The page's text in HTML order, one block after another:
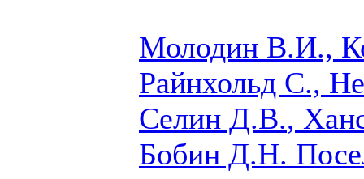
Молодин В.И.,
Райнхольд С.,
Селин Д.В.,
Бобин Д.Н.